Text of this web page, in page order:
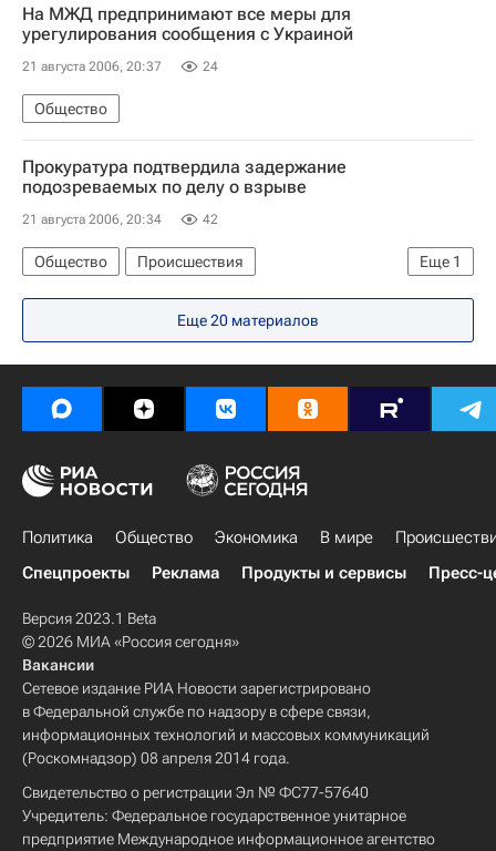
На МЖД предпринимают все меры для
урегулирования сообщения с Украиной
21 августа 2006, 20:37 24
Общество
Прокуратура подтвердила задержание
подозреваемых по делу о взрыве
21 августа 2006, 20:34 42
Еще 1
Общество
Происшествия
Взрыв на Черкизовском рынке в Москве
Еще 20 материалов
Политика Общество Экономика В мире
Спецпроекты
Реклама Продукты и сервисы Пресс-
Версия 2023.1 Beta
© 2026 МИА «Россия сегодня»
Вакансии
Сетевое издание РИА Новости зарегистрировано
в Федеральной службе по надзору в сфере связи,
информационных технологий и массовых коммуникаций
(Роскомнадзор) 08 апреля 2014 года.
Свидетельство о регистрации Эл № ФС77-57640
Учредитель: Федеральное государственное унитарное
предприятие Международное информационное агентство